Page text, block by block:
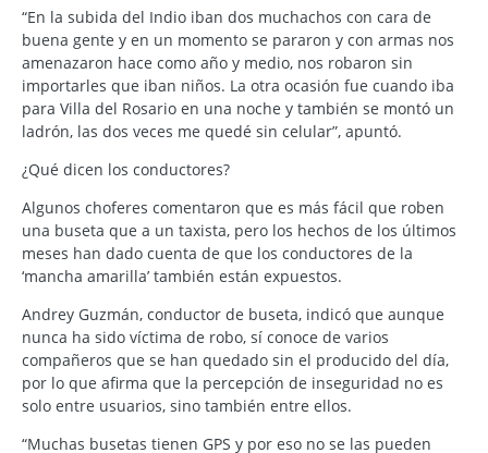
“En la subida del Indio iban dos muchachos con cara de
buena gente y en un momento se pararon y con armas nos
amenazaron hace como año y medio, nos robaron sin
importarles que iban niños. La otra ocasión fue cuando iba
para Villa del Rosario en una noche y también se montó un
ladrón, las dos veces me quedé sin celular”, apuntó.
¿Qué dicen los conductores?
Algunos choferes comentaron que es más fácil que roben
una buseta que a un taxista, pero los hechos de los últimos
meses han dado cuenta de que los conductores de la
‘mancha amarilla’ también están expuestos.
Andrey Guzmán, conductor de buseta, indicó que aunque
nunca ha sido víctima de robo, sí conoce de varios
compañeros que se han quedado sin el producido del día,
por lo que afirma que la percepción de inseguridad no es
solo entre usuarios, sino también entre ellos.
“Muchas busetas tienen GPS y por eso no se las pueden